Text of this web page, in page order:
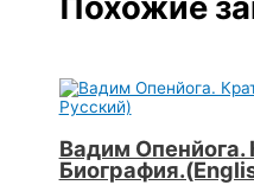
Вадим Опенйога.